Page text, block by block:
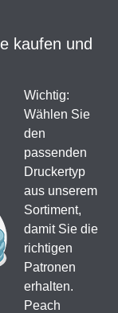
kaufen und
Wichtig:
Wählen Sie
den
passenden
Druckertyp
aus unserem
Sortiment,
damit Sie die
richtigen
Patronen
erhalten.
Peach